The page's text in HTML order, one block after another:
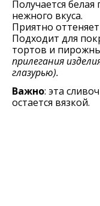
Получается белая
нежного вкуса.
Приятно
Подходит для
тортов и
прилегания
глазурью).
Важно: эта
остается вязкой.